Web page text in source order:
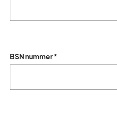
BSN nummer *